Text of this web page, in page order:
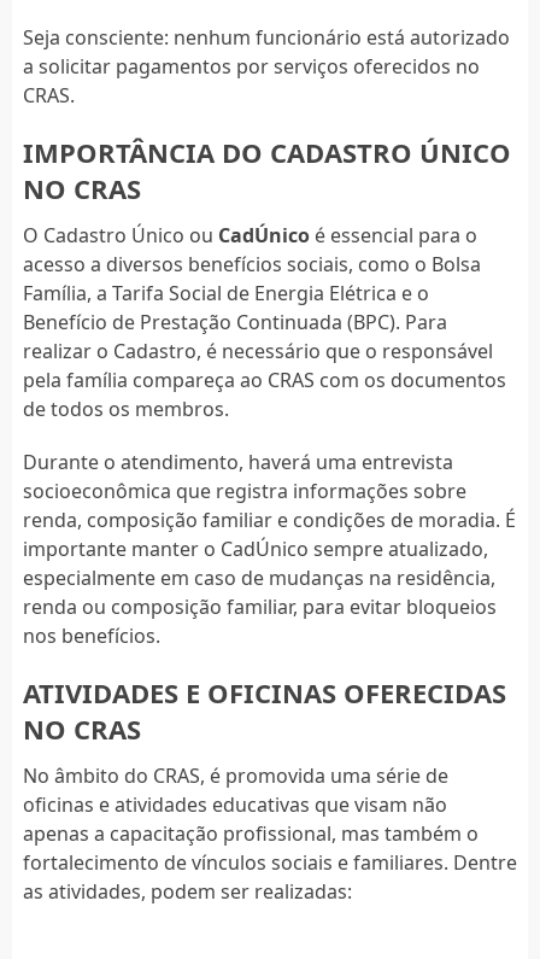
Seja consciente: nenhum funcionário está autorizado
a solicitar pagamentos por serviços oferecidos no
CRAS.
IMPORTÂNCIA DO CADASTRO ÚNICO
NO CRAS
O Cadastro Único ou CadÚnicoé essencial para o
acesso a diversos benefícios sociais, como o Bolsa
Família, a Tarifa Social de Energia Elétrica e o
Benefício de Prestação Continuada (BPC). Para
realizar o Cadastro, é necessário que o responsável
pela família compareça ao CRAS com os documentos
de todos os membros.
Durante o atendimento, haverá uma entrevista
socioeconômica que registra informações sobre
renda, composição familiar e condições de moradia. É
importante manter o CadÚnico sempre atualizado,
especialmente em caso de mudanças na residência,
renda ou composição familiar, para evitar bloqueios
nos benefícios.
ATIVIDADES E OFICINAS OFERECIDAS
NO CRAS
No âmbito do CRAS, é promovida uma série de
oficinas e atividades educativas que visam não
apenas a capacitação profissional, mas também o
fortalecimento de vínculos sociais e familiares. Dentre
as atividades, podem ser realizadas: